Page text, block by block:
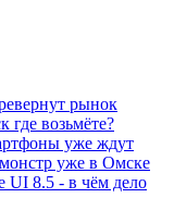
рынок
возьмёте?
уже ждут
уже в Омске
UI 8.5 - в чём дело